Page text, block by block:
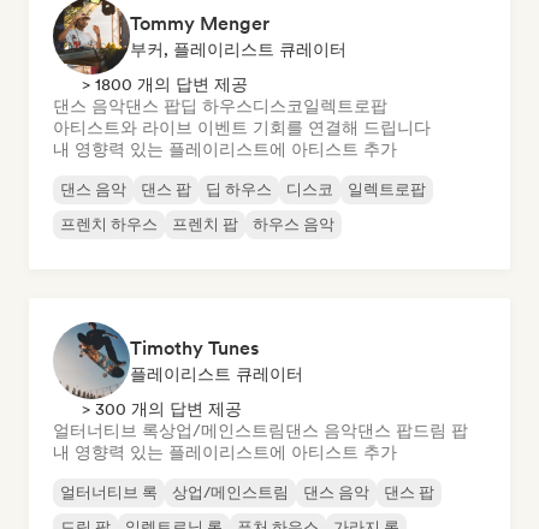
Tommy Menger
부커, 플레이리스트 큐레이터
> 1800 개의 답변 제공
댄스 음악댄스 팝딥 하우스디스코일렉트로팝
아티스트와 라이브 이벤트 기회를 연결해 드립니다
내 영향력 있는 플레이리스트에 아티스트 추가
댄스 음악 댄스 팝 딥 하우스 디스코
일렉트로팝
프렌치 하우스
프렌치 팝 하우스 음악
Timothy Tunes
플레이리스트 큐레이터
> 300 개의 답변 제공
얼터너티브 록상업/메인스트림댄스 음악댄스 팝드림 팝
내 영향력 있는 플레이리스트에 아티스트 추가
얼터너티브 록 상업/메인스트림 댄스 음악
댄스 팝